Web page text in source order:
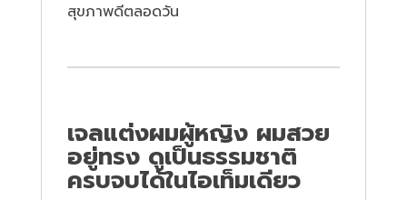
สุขภาพดีตลอดวัน
เจลแต่งผมผู้หญิง ผมสวย
อยู่ทรง ดูเป็นธรรมชาติ
ครบจบได้ในไอเท็มเดียว